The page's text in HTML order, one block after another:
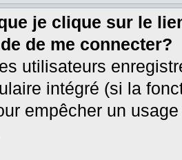
je clique sur le
de me connecter?
utilisateurs
intégré (si la
empêcher un